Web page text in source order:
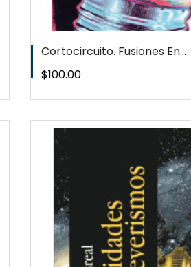
Cortocircuito. Fusiones En...
Precio
$100.00